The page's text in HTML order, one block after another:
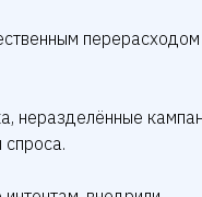
перерасходом
неразделённые